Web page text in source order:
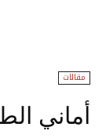
مقالات
أماني